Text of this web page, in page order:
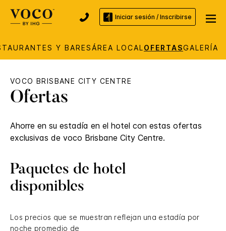
Iniciar sesión / Inscribirse
Y BARESÁREA LOCAL OFERTASGALERÍA
VOCO BRISBANE CITY CENTRE
Ofertas
Ahorre en su estadía en el hotel con estas ofertas
exclusivas de voco Brisbane City Centre.
Paquetes de hotel
disponibles
Los precios que se muestran reflejan una estadía por
noche promedio de